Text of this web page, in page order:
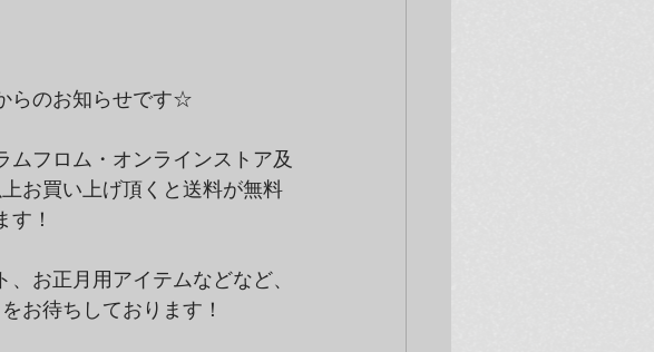
らのお知らせです☆
ムフロム・オンラインストア及
お買い上げ頂くと送料が無料
！
お正月用アイテムなどなど、
お待ちしております！